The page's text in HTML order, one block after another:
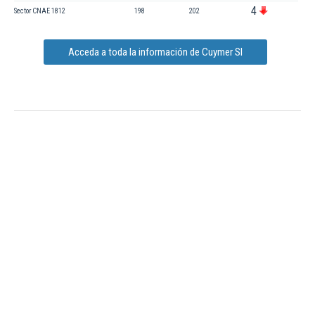
Sector CNAE 1812 198 202 4
Acceda a toda la información de Cuymer Sl